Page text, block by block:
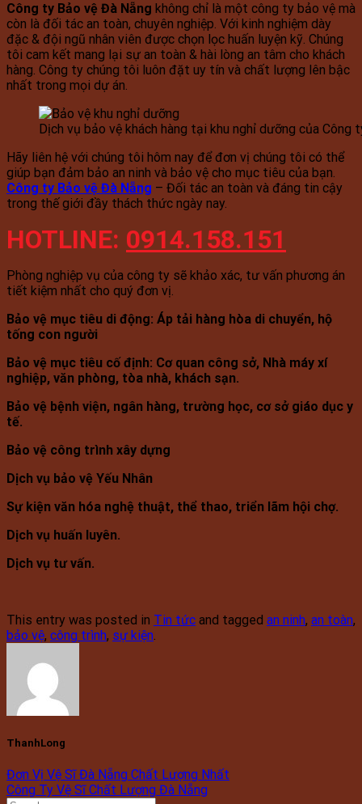
Công ty Bảo vệ Đà Nẵng không chỉ là một công ty bảo vệ mà
còn là đối tác an toàn, chuyên nghiệp. Với kinh nghiệm dày
đặc & đội ngũ nhân viên được chọn lọc huấn luyện kỹ. Chúng
tôi cam kết mang lại sự an toàn & hài lòng an tâm cho khách
hàng. Công ty chúng tôi luôn đặt uy tín và chất lượng lên bậc
nhất trong mọi dự án.
Dịch vụ bảo vệ khách hàng tại khu nghỉ dưỡng của Công
Hãy liên hệ với chúng tôi hôm nay để đơn vị chúng tôi có thể
giúp bạn đảm bảo an ninh và bảo vệ cho mục tiêu của bạn.
Công ty Bảo vệ Đà Nẵng – Đối tác an toàn và đáng tin cậy
trong thế giới đầy thách thức ngày nay.
HOTLINE: 0914.158.151
Phòng nghiệp vụ của công ty sẽ khảo xác, tư vấn phương án
tiết kiệm nhất cho quý đơn vị.
Bảo vệ mục tiêu di động: Áp tải hàng hòa di chuyển, hộ
tống con người
Bảo vệ mục tiêu cố định: Cơ quan công sở, Nhà máy xí
nghiệp, văn phòng, tòa nhà, khách sạn.
Bảo vệ bệnh viện, ngân hàng, trường học, cơ sở giáo dục y
tế.
Bảo vệ công trình xây dựng
Dịch vụ bảo vệ Yếu Nhân
Sự kiện văn hóa nghệ thuật, thể thao, triển lãm hội chợ.
Dịch vụ huấn luyên.
Dịch vụ tư vấn.
This entry was posted in Tin tức and tagged an ninh, an toàn,
bảo vệ, công trình, sự kiện.
ThanhLong
Đơn Vị Vệ Sĩ Đà Nẵng Chất Lượng Nhất
Công Ty Vệ Sĩ Chất Lượng Đà Nẵng